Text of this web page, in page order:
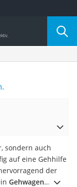
sondern auch
auf eine Gehhilfe
der
Gehwagen